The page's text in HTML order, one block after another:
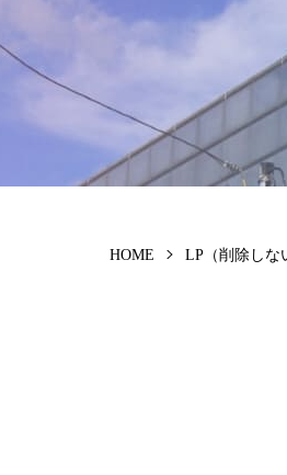
HOME LP（削除しな